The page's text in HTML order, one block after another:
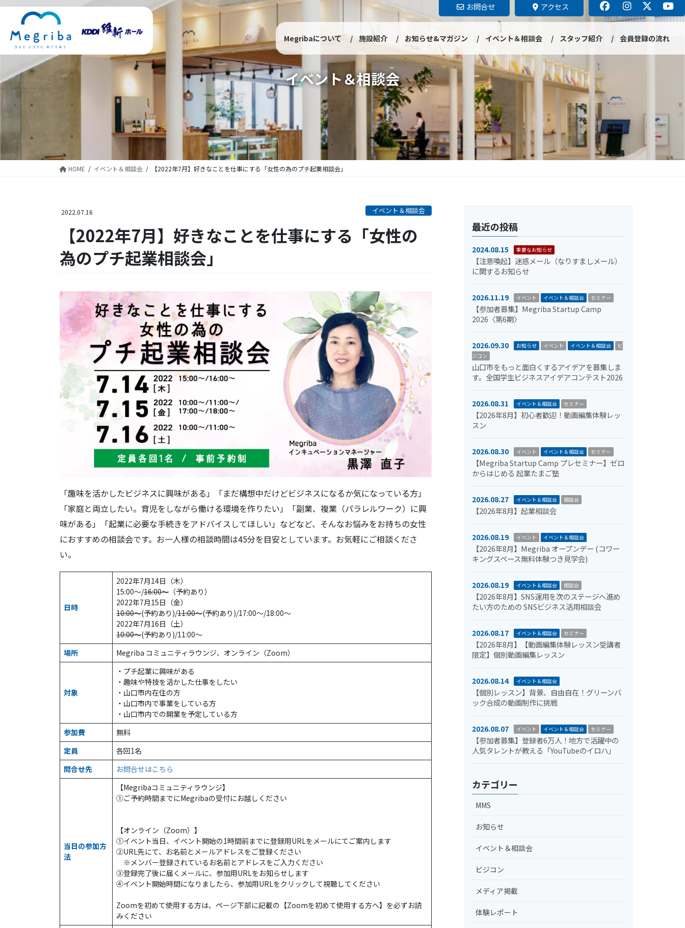
コ
ツ
移
ナ
シ
ン
お問合せ アクセス
Megribaについて 施設紹介 お知らせ&マガジン イベント＆相談会 スタッフ紹介 会員登録の流れ
イベント＆相談会
HOME イベント＆相談会 【2022年7月】好きなことを仕事にする「女性の為のプチ起業相談会」
2022.07.16 イベント＆相談会
【2022年7月】好きなことを仕事にする「女性の
為のプチ起業相談会」
「趣味を活かしたビジネスに興味がある」「まだ構想中だけどビジネスになるか気になっている方」
「家庭と両立したい。育児をしながら働ける環境を作りたい」「副業、複業（パラレルワーク）に興
味がある」「起業に必要な手続きをアドバイスしてほしい」などなど、そんなお悩みをお持ちの女性
におすすめの相談会です。お一人様の相談時間は45分を目安としています。お気軽にご相談くださ
い。
日時
2022年7月14日（木）
15:00～/16:00～ （予約あり）
2022年7月15日（金）
10:00～(予約あり)/11:00～(予約あり)/17:00～/18:00～
2022年7月16日（土）
10:00～(予約あり)/11:00～
場所
Megriba コミュニティラウンジ、オンライン（Zoom）
対象
・プチ起業に興味がある
・趣味や特技を活かした仕事をしたい
・山口市内在住の方
・山口市内で事業をしている方
・山口市内での開業を予定している方
参加費
無料
定員
各回1名
問合せ先
お問合せはこちら
当日の参加方
法
【Megribaコミュニティラウンジ】
①ご予約時間までにMegribaの受付にお越しください
【オンライン（Zoom）】
①イベント当日、イベント開始の1時間前までに登録用URLをメールにてご案内します
②URL先にて、お名前とメールアドレスをご登録ください
※メンバー登録されているお名前とアドレスをご入力ください
③登録完了後に届くメールに、参加用URLをお知らせします
④イベント開始時間になりましたら、参加用URLをクリックして視聴してください
Zoomを初めて使用する方は、ページ下部に記載の【Zoomを初めて使用する方へ】を必ずお読
みください
最近の投稿
2024.08.15 重要なお知らせ
【注意喚起】迷惑メール（なりすましメール）
に関するお知らせ
2026.11.19 イベント イベント＆相談会 セミナー
【参加者募集】Megriba Startup Camp
2026〈第6期〉
2026.09.30 お知らせ イベント イベント＆相談会
ビ
ジコン
山口市をもっと面白くするアイデアを募集しま
す。全国学生ビジネスアイデアコンテスト2026
2026.08.31 イベント＆相談会 セミナー
【2026年8月】初心者歓迎！動画編集体験レッ
スン
2026.08.30 イベント イベント＆相談会 セミナー
【Megriba Startup Camp プレセミナー】ゼロ
からはじめる 起業たまご塾
2026.08.27 イベント＆相談会 相談会
【2026年8月】起業相談会
2026.08.19 イベント イベント＆相談会
【2026年8月】Megriba オープンデー (コワー
キングスペース無料体験つき見学会)
2026.08.19 イベント＆相談会 相談会
【2026年8月】SNS運用を次のステージへ進め
たい方のための SNSビジネス活用相談会
2026.08.17 イベント＆相談会 セミナー
【2026年8月】【動画編集体験レッスン受講者
限定】個別動画編集レッスン
2026.08.14 イベント＆相談会
【個別レッスン】背景、自由自在！グリーンバ
ック合成の動画制作に挑戦
2026.08.07 イベント イベント＆相談会 セミナー
【参加者募集】登録者6万人！地方で活躍中の
人気タレントが教える「YouTubeのイロハ」
カテゴリー
MMS
お知らせ
イベント＆相談会
ビジコン
メディア掲載
体験レポート